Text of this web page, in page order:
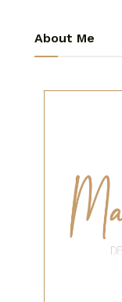
About Me